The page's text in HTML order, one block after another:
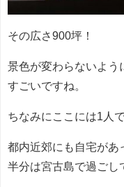
その広さ900坪！
景色が変わらないよう
すごいですね。
ちなみにここには1人
都内近郊にも自宅があ
半分は宮古島で過ごし